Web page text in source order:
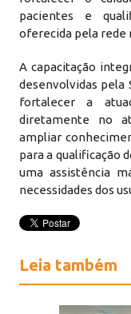
pacientes e
oferecida pela rede
A capacitação
desenvolvidas pela
fortalecer a
diretamente no
ampliar
para a qualificação
uma assistência
necessidades dos
Leia também